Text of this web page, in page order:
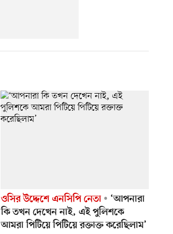
ওসির উদ্দেশে এনসিপি নেতা
‘আপনারা
কি তখন দেখেন নাই, এই পুলিশকে
আমরা পিটিয়ে পিটিয়ে রক্তাক্ত করেছিলাম’